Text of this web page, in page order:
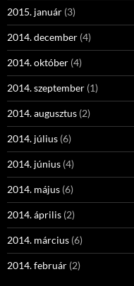
2015. január (3)
2014. december (4)
2014. október (4)
2014. szeptember (1)
2014. augusztus (2)
2014. július (6)
2014. június (4)
2014. május (6)
2014. április (2)
2014. március (6)
2014. február (2)